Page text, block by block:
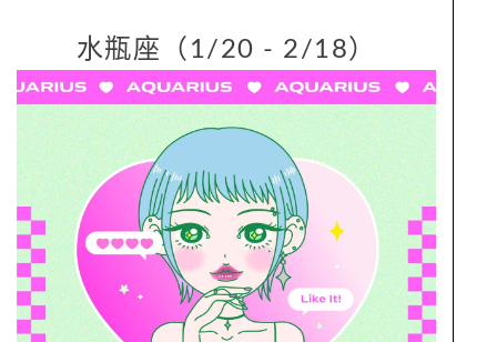
水瓶座（1/20 - 2/18）